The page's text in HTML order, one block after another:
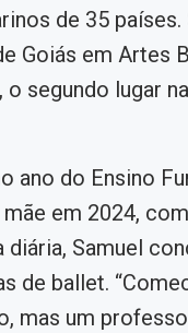
de 35
Goiás em Artes
o segundo lugar
ano do Ensino
mãe em 2024,
Samuel
de ballet.
mas um